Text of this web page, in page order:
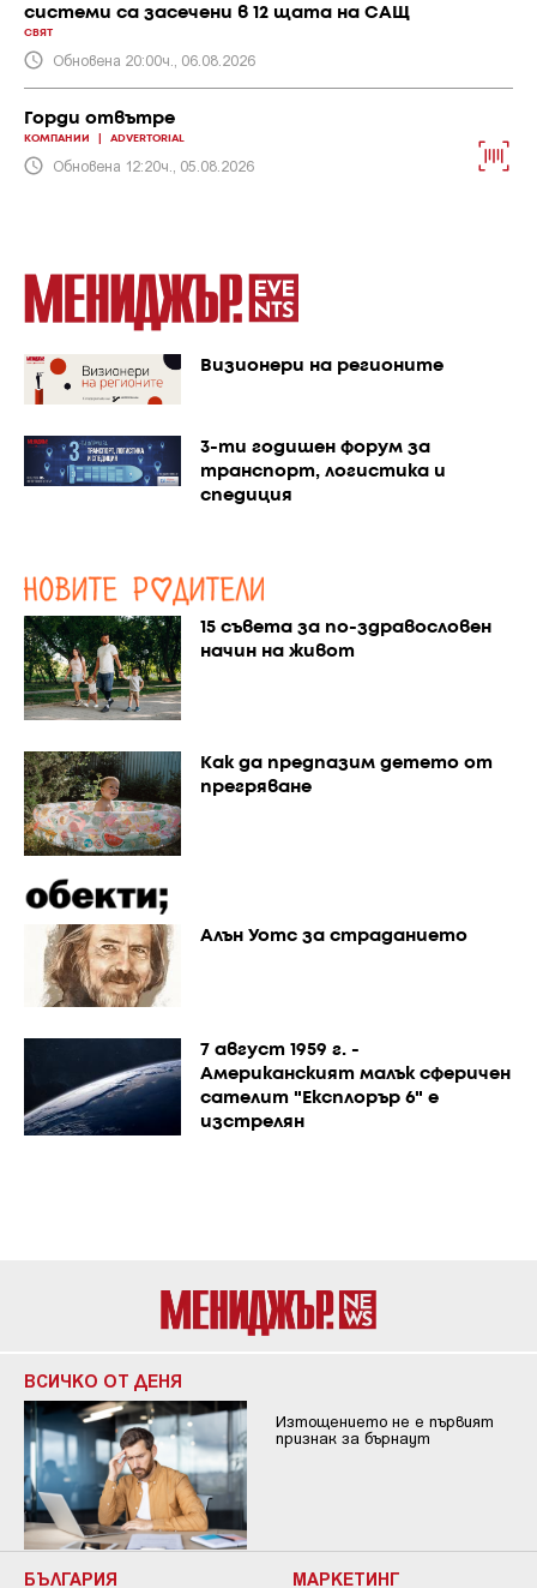
системи са засечени в 12 щата на САЩ
СВЯТ
Обновена 20:00ч., 06.08.2026
Горди отвътре
КОМПАНИИ ADVERTORIAL
Обновена 12:20ч., 05.08.2026
Визионери на регионите
3-ти годишен форум за
транспорт, логистика и
спедиция
15 съвета за по-здравословен
начин на живот
Как да предпазим детето от
прегряване
Алън Уотс за страданието
7 август 1959 г. -
Американският малък сферичен
сателит "Експлорър 6" е
изстрелян
ВСИЧКО ОТ ДЕНЯ
Изтощението не е първият
признак за бърнаут
БЪЛГАРИЯ МАРКЕТИНГ